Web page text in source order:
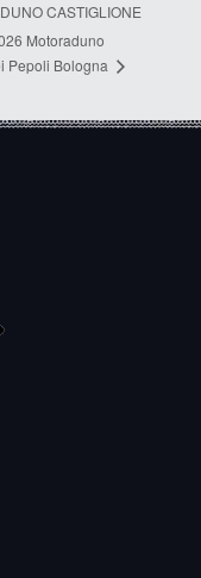
CASTIGLIONE
Motoraduno
Pepoli Bologna